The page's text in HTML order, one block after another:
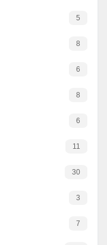
5
8
6
8
6
11
30
3
7